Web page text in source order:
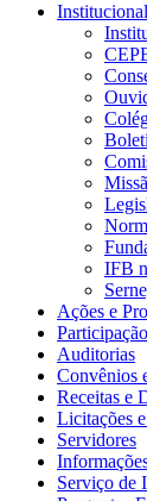
Institucional
IFB
Ações e
Auditorias
Convênios
Receitas e
Licitações
Servidores
Serviço de